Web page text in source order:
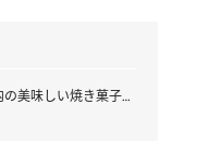
美味しい焼き菓子…